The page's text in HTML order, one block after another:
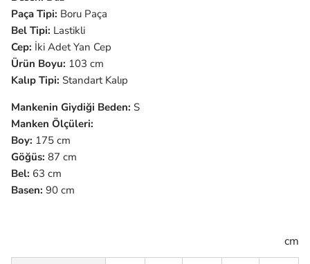
Paça Tipi: Boru Paça
Bel Tipi: Lastikli
Cep: İki Adet Yan Cep
Ürün Boyu: 103 cm
Kalıp Tipi: Standart Kalıp
Mankenin Giydiği Beden: S
Manken Ölçüleri:
Boy: 175 cm
Göğüs: 87 cm
Bel: 63 cm
Basen: 90 cm
cm